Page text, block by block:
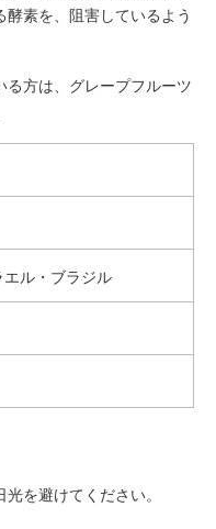
素を、阻害しているよう
る方は、グレープフルーツ
ル・ブラジル
を避けてください。